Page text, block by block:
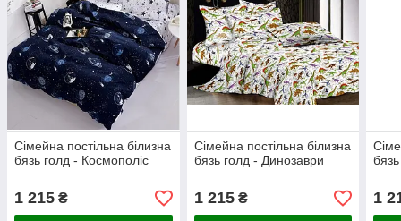
Сімейна постільна білизна
бязь голд - Космополіс
1 215 ₴
Сімейна постільна білизна
бязь голд - Динозаври
1 215₴ 1